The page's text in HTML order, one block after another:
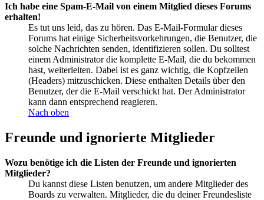
Ich habe eine Spam-E-Mail von einem Mitglied dieses Forums
erhalten!
Es tut uns leid, das zu hören. Das E-Mail-Formular dieses
Forums hat einige Sicherheitsvorkehrungen, die Benutzer, die
solche Nachrichten senden, identifizieren sollen. Du solltest
einem Administrator die komplette E-Mail, die du bekommen
hast, weiterleiten. Dabei ist es ganz wichtig, die Kopfzeilen
(Headers) mitzuschicken. Diese enthalten Details über den
Benutzer, der die E-Mail verschickt hat. Der Administrator
kann dann entsprechend reagieren.
Nach oben
Freunde und ignorierte Mitglieder
Wozu benötige ich die Listen der Freunde und ignorierten
Mitglieder?
Du kannst diese Listen benutzen, um andere Mitglieder des
Boards zu verwalten. Mitglieder, die du deiner Freundesliste